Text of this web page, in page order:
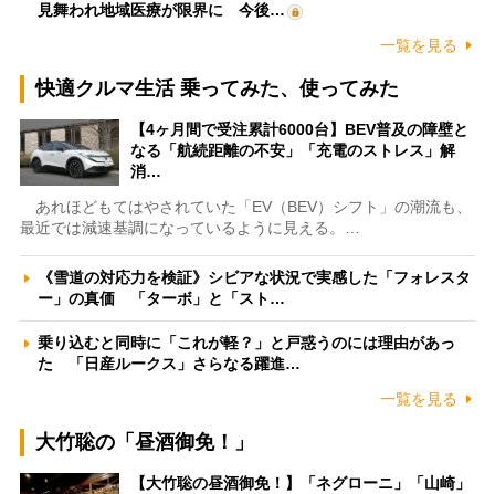
見舞われ地域医療が限界に 今後…
一覧を見る
快適クルマ生活 乗ってみた、使ってみた
【4ヶ月間で受注累計6000台】BEV普及の障壁と
なる「航続距離の不安」「充電のストレス」解
消…
あれほどもてはやされていた「EV（BEV）シフト」の潮流も、
最近では減速基調になっているように見える。…
《雪道の対応力を検証》シビアな状況で実感した「フォレスタ
ー」の真価 「ターボ」と「スト…
乗り込むと同時に「これが軽？」と戸惑うのには理由があっ
た 「日産ルークス」さらなる躍進…
一覧を見る
大竹聡の「昼酒御免！」
【大竹聡の昼酒御免！】「ネグローニ」「山崎」